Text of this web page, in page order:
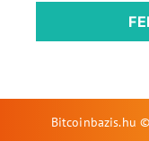
Bitcoinbazis.hu